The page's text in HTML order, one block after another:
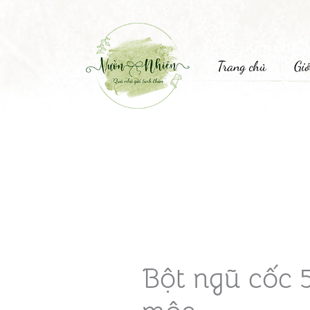
Trang chủ
Bột ngũ cốc